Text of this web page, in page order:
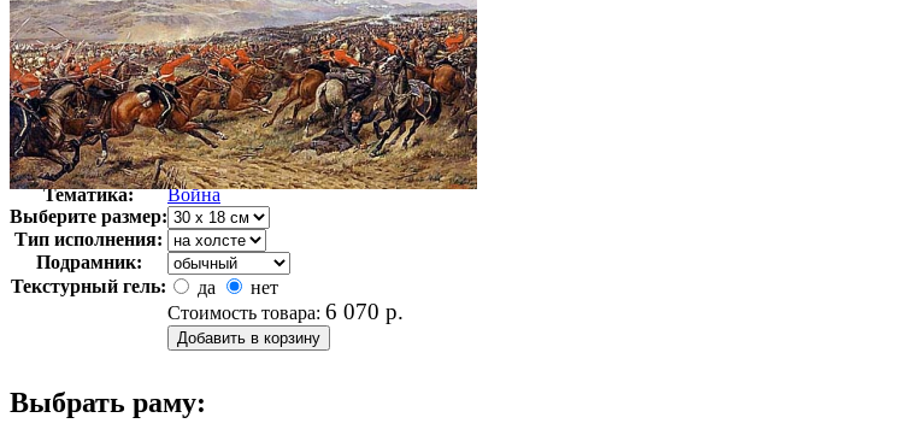
Автор:
Годфри Дуглас Джайлс
Арт-стиль
Американская живопись
Тематика:
Война
Выберите размер:
Тип исполнения:
Подрамник:
Текстурный гель:
да
нет
Стоимость товара: 6 070 р.
Выбрать раму: